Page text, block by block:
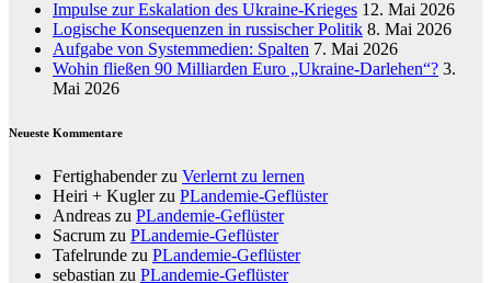
Impulse zur Eskalation des Ukraine-Krieges 12. Mai 2026
Logische Konsequenzen in russischer Politik 8. Mai 2026
Aufgabe von Systemmedien: Spalten 7. Mai 2026
Wohin fließen 90 Milliarden Euro „Ukraine-Darlehen“? 3.
Mai 2026
Neueste Kommentare
Fertighabenderzu Verlernt zu lernen
Heiri + Kuglerzu PLandemie-Geflüster
Andreas zu PLandemie-Geflüster
Sacrum zu PLandemie-Geflüster
Tafelrunde zu PLandemie-Geflüster
sebastian zu PLandemie-Geflüster